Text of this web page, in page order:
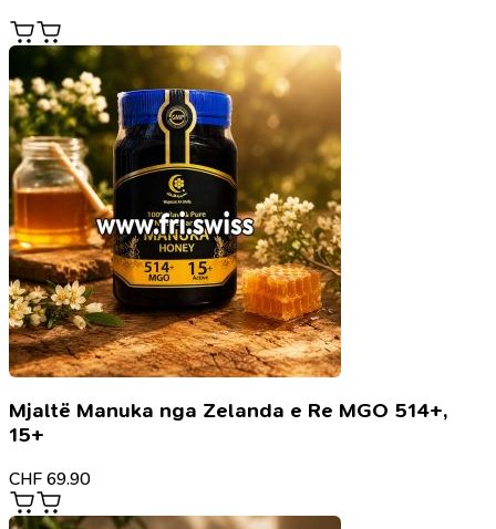
Mjaltë Manuka nga Zelanda e Re MGO 514+,
15+
CHF 69.90